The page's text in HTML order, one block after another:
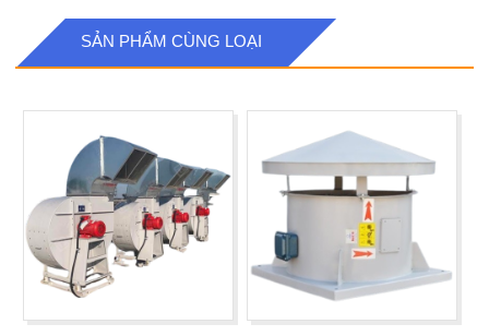
SẢN PHẨM CÙNG LOẠI